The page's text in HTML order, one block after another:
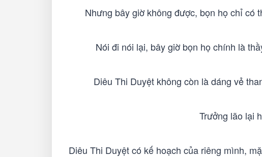
Nhưng bây giờ không được, bọn họ chỉ có
Nói đi nói lại, bây giờ bọn họ chính là
Diêu Thi Duyệt không còn là dáng vẻ
Trưởng lão lại
Diêu Thi Duyệt có kế hoạch của riêng mình,